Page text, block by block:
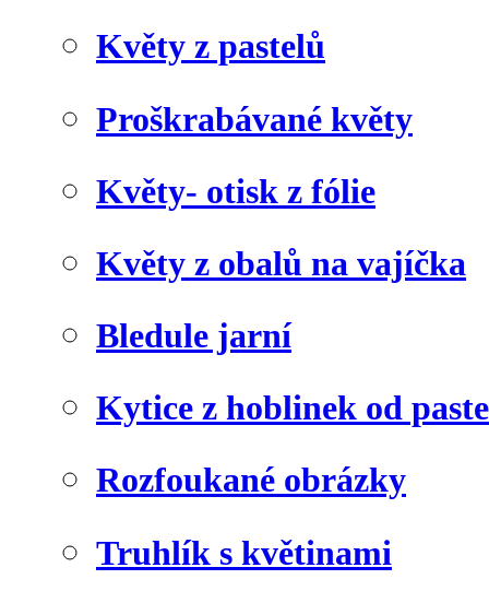
Květy z pastelů
Proškrabávané květy
Květy- otisk z fólie
Květy z obalů na vajíčka
Bledule jarní
Kytice z hoblinek od
Rozfoukané obrázky
Truhlík s květinami